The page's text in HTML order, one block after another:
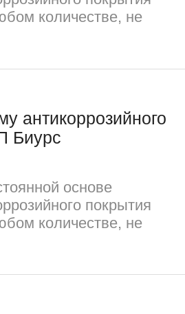
количестве, не
антикоррозийного
Биурс
основе
покрытия
количестве, не